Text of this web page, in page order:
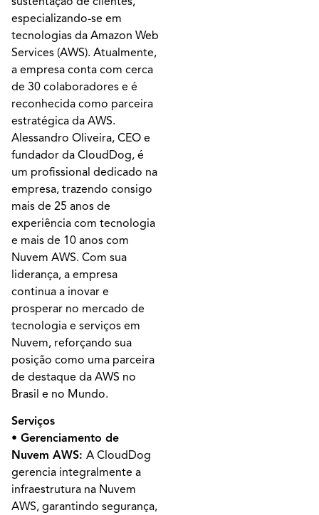
especializando-se em
tecnologias da Amazon Web
Services (AWS). Atualmente,
a empresa conta com cerca
de 30 colaboradores e é
reconhecida como parceira
estratégica da AWS.
Alessandro Oliveira, CEO e
fundador da CloudDog, é
um profissional dedicado na
empresa, trazendo consigo
mais de 25 anos de
experiência com tecnologia
e mais de 10 anos com
Nuvem AWS. Com sua
liderança, a empresa
continua a inovar e
prosperar no mercado de
tecnologia e serviços em
Nuvem, reforçando sua
posição como uma parceira
de destaque da AWS no
Brasil e no Mundo.
Serviços
• Gerenciamento de
Nuvem AWS: A CloudDog
gerencia integralmente a
infraestrutura na Nuvem
AWS, garantindo segurança,